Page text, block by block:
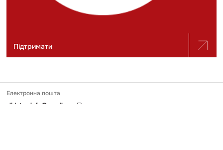
Підтримати
Електронна пошта
slidstvo.info@gmail.com